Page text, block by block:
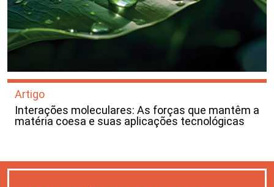
Artigo
Interações moleculares: As forças que mantêm a
matéria coesa e suas aplicações tecnológicas